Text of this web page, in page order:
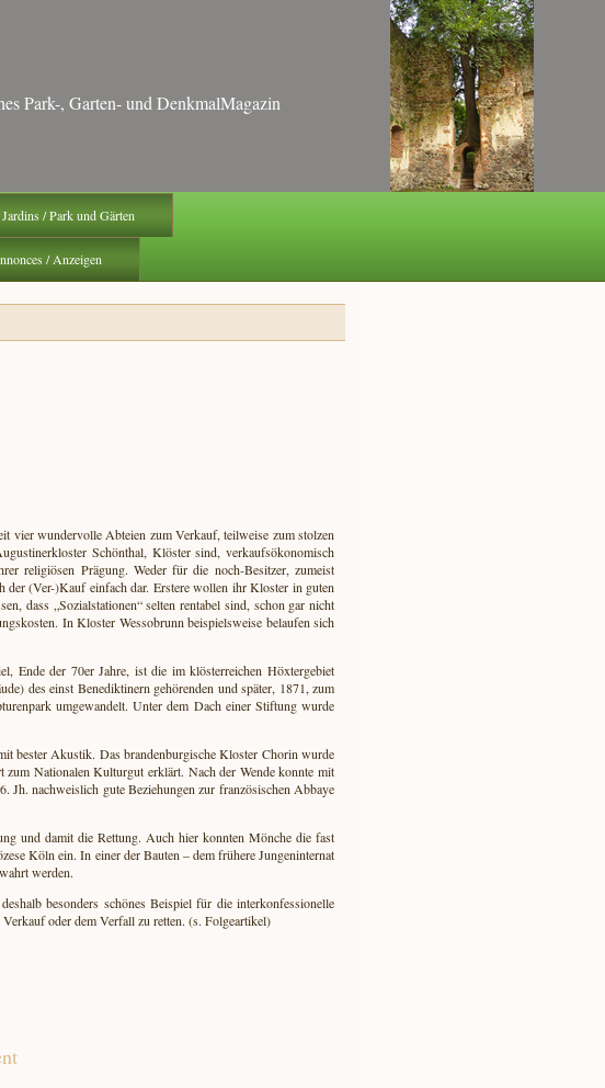
Park-, Garten- und DenkmalMagazin
/ Park und Gärten
/ Anzeigen
vier wundervolle Abteien zum Verkauf, teilweise zum stolzen
Schönthal, Klöster sind, verkaufsökonomisch
religiösen Prägung. Weder für die noch-Besitzer, zumeist
(Ver-)Kauf einfach dar. Erstere wollen ihr Kloster in guten
dass „Sozialstationen“ selten rentabel sind, schon gar nicht
In Kloster Wessobrunn beispielsweise belaufen sich
Ende der 70er Jahre, ist die im klösterreichen Höxtergebiet
des einst Benediktinern gehörenden und später, 1871, zum
umgewandelt. Unter dem Dach einer Stiftung wurde
bester Akustik. Das brandenburgische Kloster Chorin wurde
Nationalen Kulturgut erklärt. Nach der Wende konnte mit
Jh. nachweislich gute Beziehungen zur französischen Abbaye
und damit die Rettung. Auch hier konnten Mönche die fast
Köln ein. In einer der Bauten – dem frühere Jungeninternat
werden.
besonders schönes Beispiel für die interkonfessionelle
oder dem Verfall zu retten. (s. Folgeartikel)